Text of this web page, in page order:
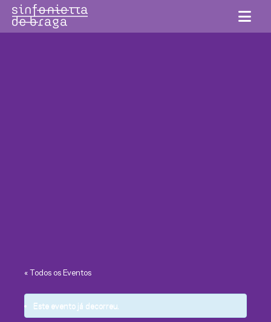
« Todos os Eventos
Este evento já decorreu.